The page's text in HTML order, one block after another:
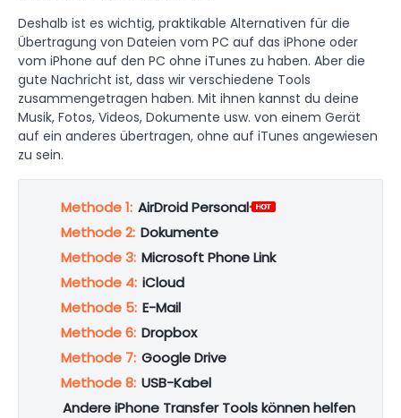
Deshalb ist es wichtig, praktikable Alternativen für die
Übertragung von Dateien vom PC auf das iPhone oder
vom iPhone auf den PC ohne iTunes zu haben. Aber die
gute Nachricht ist, dass wir verschiedene Tools
zusammengetragen haben. Mit ihnen kannst du deine
Musik, Fotos, Videos, Dokumente usw. von einem Gerät
auf ein anderes übertragen, ohne auf iTunes angewiesen
zu sein.
Methode 1: AirDroid Personal
Methode 2: Dokumente
Methode 3: Microsoft Phone Link
Methode 4: iCloud
Methode 5: E-Mail
Methode 6: Dropbox
Methode 7: Google Drive
Methode 8: USB-Kabel
Andere iPhone Transfer Tools können helfen